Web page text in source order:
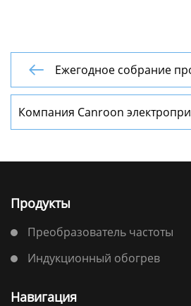

Ежегодное собрание
успешно проведено
Компания Canroon
победителем в номинации
Продукты
Преобразователь частоты
Индукционный обогрев
Навигация